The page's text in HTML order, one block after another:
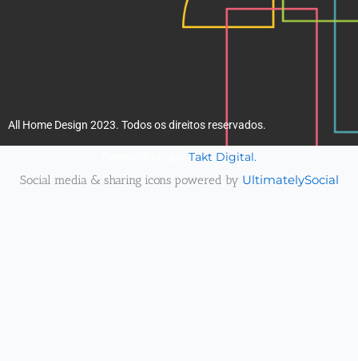
All Home Design 2023. Todos os direitos reservados.
Takt Digital.
Social media & sharing icons powered by UltimatelySocial